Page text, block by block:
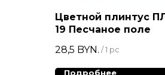
Цветной плинтус
19 Песчаное поле
28,5 BYN. / 1 pc
Подробнее